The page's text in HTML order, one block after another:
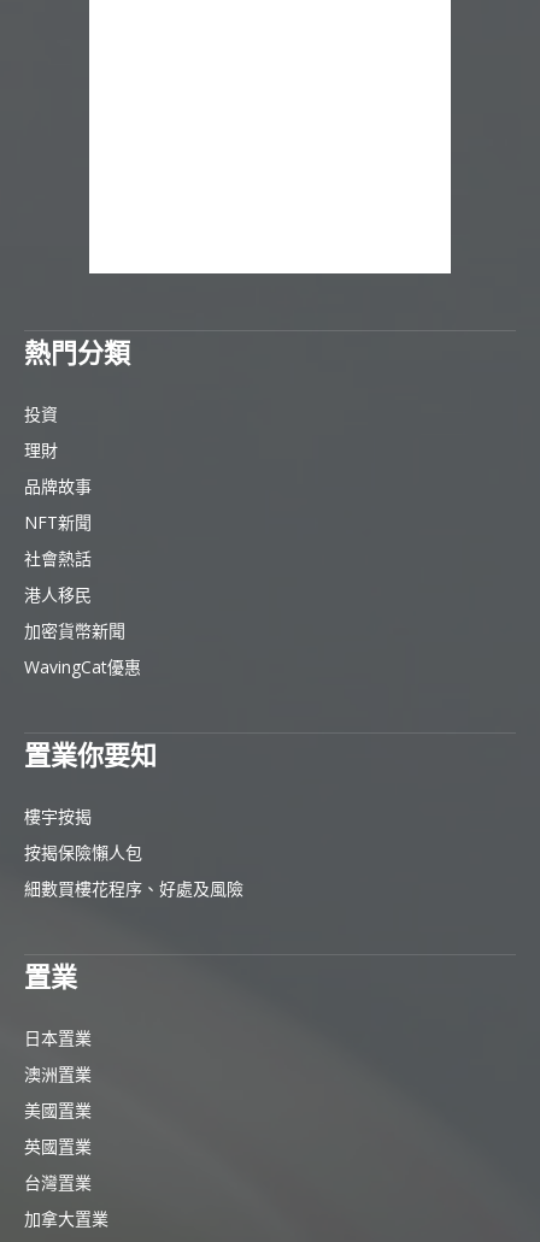
熱門分類
投資
理財
品牌故事
NFT新聞
社會熱話
港人移民
加密貨幣新聞
WavingCat優惠
置業你要知
樓宇按揭
按揭保險懶人包
細數買樓花程序、好處及風險
置業
日本置業
澳洲置業
美國置業
英國置業
台灣置業
加拿大置業